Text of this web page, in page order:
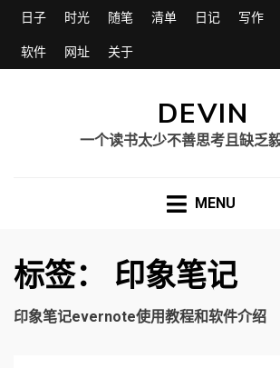
日子 时光 随笔 清单 日记 写作
软件 网址 关于
DEVIN
一个读书太少不善思考且缺乏
MENU
标签： 印象笔记
印象笔记evernote使用教程和软件介绍